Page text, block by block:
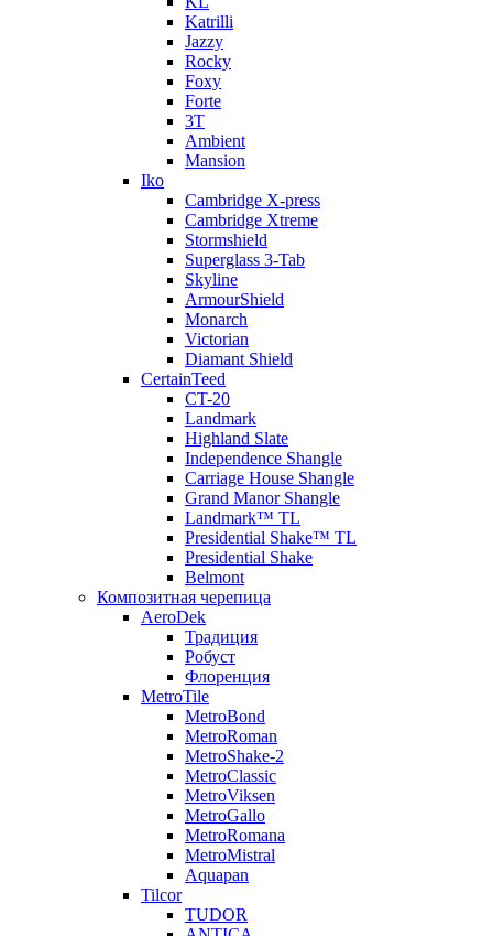
Katrilli
Jazzy
Rocky
Foxy
Forte
3T
Ambient
Mansion
Iko
Cambridge X-press
Cambridge Xtreme
Stormshield
Superglass 3-Tab
Skyline
ArmourShield
Monarch
Victorian
Diamant Shield
CertainTeed
CT-20
Landmark
Highland Slate
Independence Shangle
Carriage House Shangle
Grand Manor Shangle
Landmark™ TL
Presidential Shake™ TL
Presidential Shake
Belmont
Композитная черепица
AeroDek
Традиция
Робуст
Флоренция
MetroTile
MetroBond
MetroRoman
MetroShake-2
MetroClassic
MetroViksen
MetroGallo
MetroRomana
MetroMistral
Aquapan
Tilcor
TUDOR